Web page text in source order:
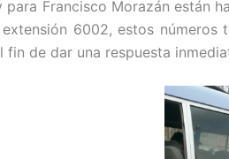
para Francisco Morazán están
6002, estos números
fin de dar una respuesta